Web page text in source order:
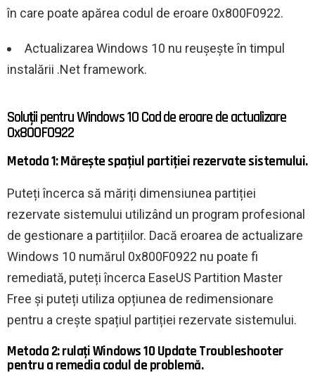
în care poate apărea codul de eroare 0x800F0922.
Actualizarea Windows 10 nu reușește în timpul
instalării .Net framework.
Soluții pentru Windows 10 Cod de eroare de actualizare
0x800F0922
Metoda 1: Mărește spațiul partiției rezervate sistemului.
Puteți încerca să măriți dimensiunea partiției
rezervate sistemului utilizând un program profesional
de gestionare a partițiilor. Dacă eroarea de actualizare
Windows 10 numărul 0x800F0922 nu poate fi
remediată, puteți încerca EaseUS Partition Master
Free și puteți utiliza opțiunea de redimensionare
pentru a crește spațiul partiției rezervate sistemului.
Metoda 2: rulați Windows 10 Update Troubleshooter
pentru a remedia codul de problemă.